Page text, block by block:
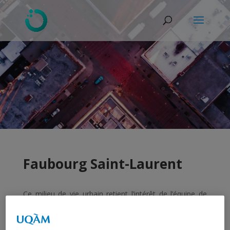
Faubourg Saint-Laurent
Ce milieu de vie urbain retient l’intérêt de l’équipe de
mandat particulier amorcé en 2019 en collaboration la